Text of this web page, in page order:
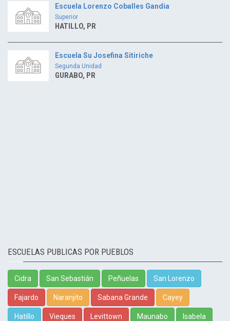
Escuela Lorenzo Coballes Gandia
Superior
HATILLO, PR
Escuela Su Josefina Sitiriche
Segunda Unidad
GURABO, PR
ESCUELAS PUBLICAS POR PUEBLOS
Cidra San Sebastián Peñuelas San Lorenzo
Fajardo Naranjito Sabana Grande Cayey
Hatillo Vieques Levittown Maunabo Isabela